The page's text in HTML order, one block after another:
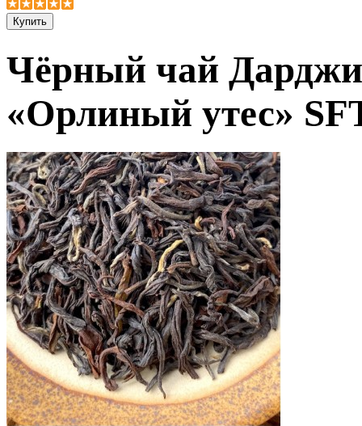
Чёрный чай
«Орлиный утес»